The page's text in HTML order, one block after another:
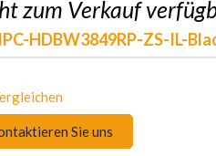
zum Verkauf
HDBW3849RP-ZS-IL-
Sie uns